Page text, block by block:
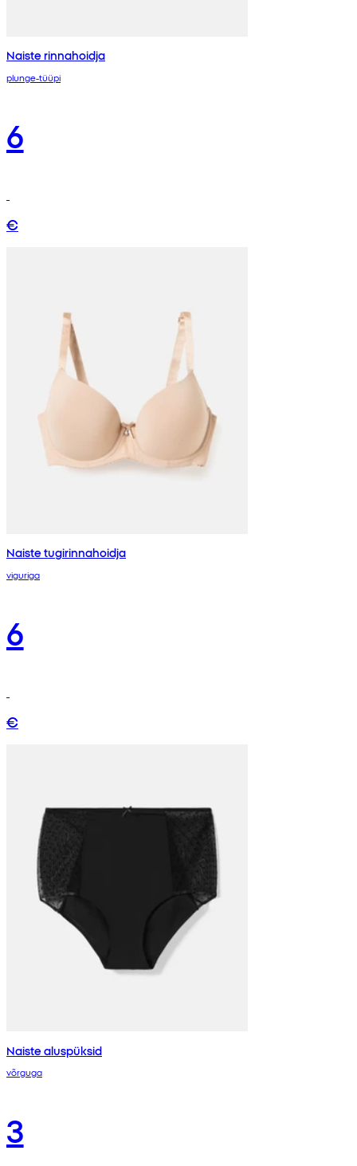
Naiste rinnahoidja
plunge-tüüpi
6
€
Naiste tugirinnahoidja
viguriga
6
€
Naiste aluspüksid
võrguga
3